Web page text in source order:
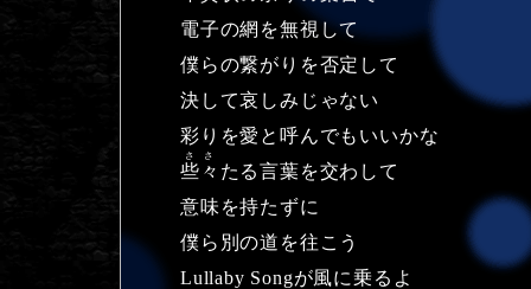
電子の網を無視して
僕らの繋がりを否定して
決して哀しみじゃない
彩りを愛と呼んでもいいかな
些々
ささ
たる言葉を交わして
意味を持たずに
僕ら別の道を往こう
Lullaby Songが風に乗るよ